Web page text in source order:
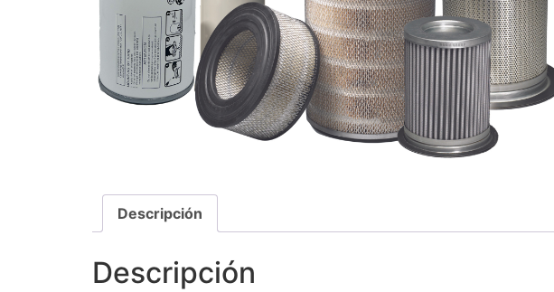
Descripción
Descripción